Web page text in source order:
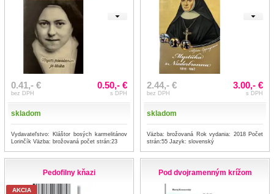
0.41,- €
bez DPH
0.50,- €
s DPH
skladom
Vydavateľstvo: Kláštor bosých karmelitánov
Lorinčík Väzba: brožovaná počet strán:23
2.44,- €
bez DPH
3.00,- €
s DPH
skladom
Väzba: brožovaná Rok vydania: 2018 Počet
strán:55 Jazyk: slovenský
Pedofilny kňazi
AKCIA
Pod dvojramenným krížom